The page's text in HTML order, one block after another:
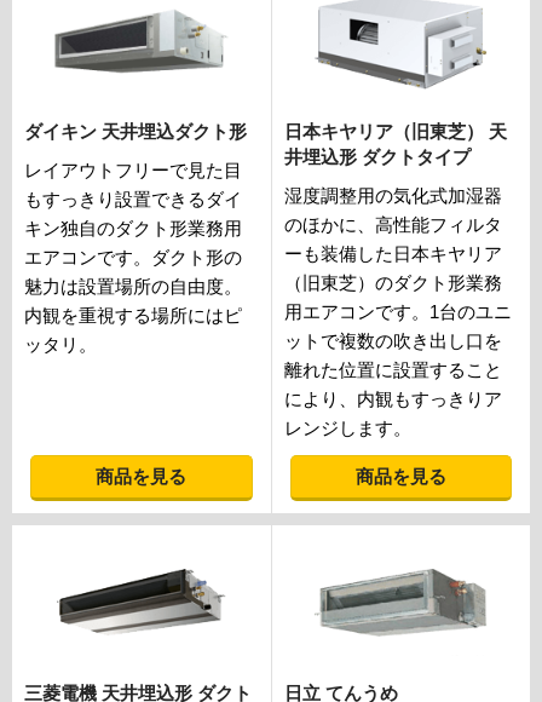
ダイキン 天井埋込ダクト形
レイアウトフリーで見た目
もすっきり設置できるダイ
キン独自のダクト形業務用
エアコンです。ダクト形の
魅力は設置場所の自由度。
内観を重視する場所にはピ
ッタリ。
商品を見る
日本キヤリア（旧東芝） 天
井埋込形 ダクトタイプ
湿度調整用の気化式加湿器
のほかに、高性能フィルタ
ーも装備した日本キヤリア
（旧東芝）のダクト形業務
用エアコンです。1台のユニ
ットで複数の吹き出し口を
離れた位置に設置すること
により、内観もすっきりア
レンジします。
商品を見る
三菱電機 天井埋込形 ダクト
日立 てんうめ